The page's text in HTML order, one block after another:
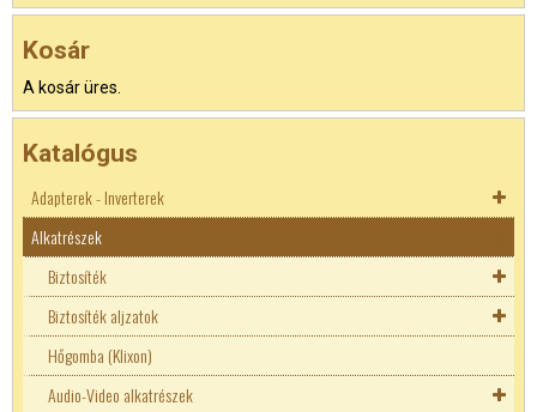
Kosár
A kosár üres.
Katalógus
Adapterek - Inverterek
Akkutöltők
Adapterek
Autó DC adapterek
Laptop adapterek
LED tápegységek
Inverterek
Alkatrészek
Biztosíték
Biztosíték aljzatok
5x20mm biztosíték
6x30mm biztosíték
Biztosíték aljzatok
Autós biztosíték tartó
Erősáramú biztosíték aljzat
Hőgomba (Klixon)
Audio-Video alkatrészek